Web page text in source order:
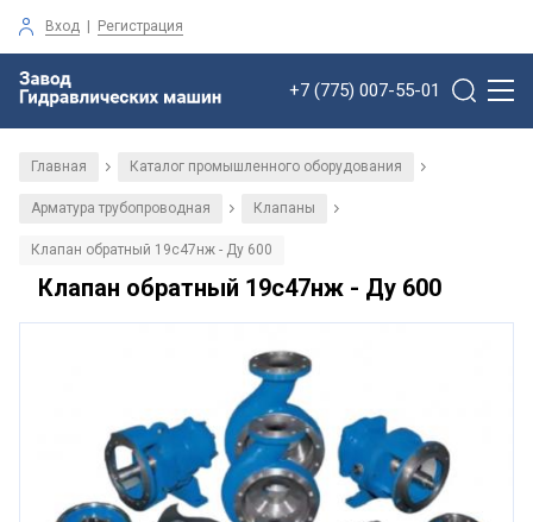
Вход | Регистрация
+7 (775) 007-55-01
Главная / Каталог промышленного оборудования /
Арматура трубопроводная / Клапаны /
Клапан обратный 19с47нж - Ду 600
Клапан обратный 19с47нж - Ду 600